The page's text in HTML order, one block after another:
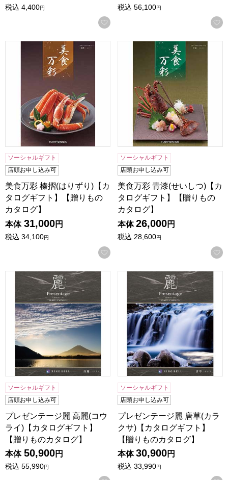
税込 4,400円
お気に入りに登録する
税込 56,100円
美食万彩 榛摺(はりずり)【カタログギフト】【贈りものカタ
ソーシャルギフト
店頭お申し込み可
美食万彩 榛摺(はりずり)【カ
タログギフト】【贈りもの
カタログ】
本体 31,000円
税込 34,100円
お気に入りに登録する
美食万彩 青漆(せいしつ)【
ソーシャルギフト
店頭お申し込み可
美食万彩 青漆(せいしつ)【カ
タログギフト】【贈りもの
カタログ】
本体 26,000円
税込 28,600円
プレゼンテージ麗 高麗(コウライ)【カタログギフト】【贈り
ソーシャルギフト
店頭お申し込み可
プレゼンテージ麗 高麗(コウ
ライ)【カタログギフト】
【贈りものカタログ】
本体 50,900円
税込 55,990円
プレゼンテージ麗 唐草(カラ
ソーシャルギフト
店頭お申し込み可
プレゼンテージ麗 唐草(カラ
クサ)【カタログギフト】
【贈りものカタログ】
本体 30,900円
税込 33,990円